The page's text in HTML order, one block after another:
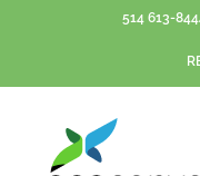
contenu
514 613-